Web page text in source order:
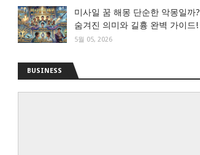
미사일 꿈 해몽 단순한 악몽일까?
숨겨진 의미와 길흉 완벽 가이드!
5월 05, 2026
BUSINESS